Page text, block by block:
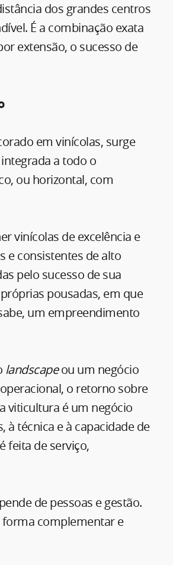
dos grandes centros
É a combinação exata
extensão, o sucesso de
em vinícolas, surge
a todo o
ou horizontal, com
vinícolas de excelência e
e consistentes de alto
pelo sucesso de sua
pousadas, em que
um empreendimento
landscapeou um negócio
o retorno sobre
viticultura é um negócio
técnica e à capacidade de
feita de serviço,
de pessoas e gestão.
complementar e